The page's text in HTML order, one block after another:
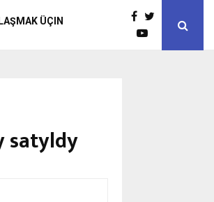
ÜÇIN
satyldy